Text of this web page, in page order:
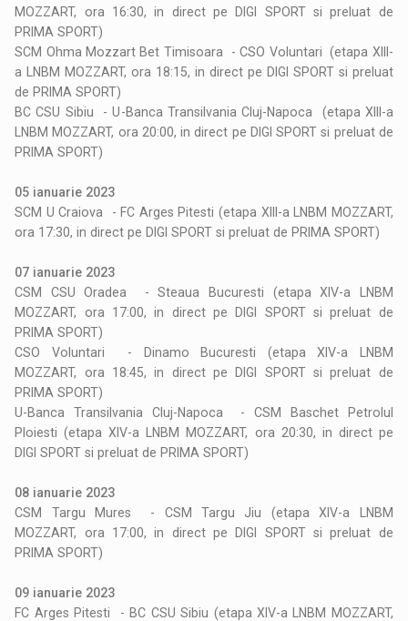
MOZZART, ora 16:30, in direct pe DIGI SPORT si preluat de
PRIMA SPORT)
SCM Ohma Mozzart Bet Timisoara - CSO Voluntari (etapa XIII-
a LNBM MOZZART, ora 18:15, in direct pe DIGI SPORT si preluat
de PRIMA SPORT)
BC CSU Sibiu - U-Banca Transilvania Cluj-Napoca (etapa XIII-a
LNBM MOZZART, ora 20:00, in direct pe DIGI SPORT si preluat de
PRIMA SPORT)
05 ianuarie 2023
SCM U Craiova - FC Arges Pitesti (etapa XIII-a LNBM MOZZART,
ora 17:30, in direct pe DIGI SPORT si preluat de PRIMA SPORT)
07 ianuarie 2023
CSM CSU Oradea - Steaua Bucuresti (etapa XIV-a LNBM
MOZZART, ora 17:00, in direct pe DIGI SPORT si preluat de
PRIMA SPORT)
CSO Voluntari - Dinamo Bucuresti (etapa XIV-a LNBM
MOZZART, ora 18:45, in direct pe DIGI SPORT si preluat de
PRIMA SPORT)
U-Banca Transilvania Cluj-Napoca - CSM Baschet Petrolul
Ploiesti (etapa XIV-a LNBM MOZZART, ora 20:30, in direct pe
DIGI SPORT si preluat de PRIMA SPORT)
08 ianuarie 2023
CSM Targu Mures - CSM Targu Jiu (etapa XIV-a LNBM
MOZZART, ora 17:00, in direct pe DIGI SPORT si preluat de
PRIMA SPORT)
09 ianuarie 2023
FC Arges Pitesti - BC CSU Sibiu (etapa XIV-a LNBM MOZZART,